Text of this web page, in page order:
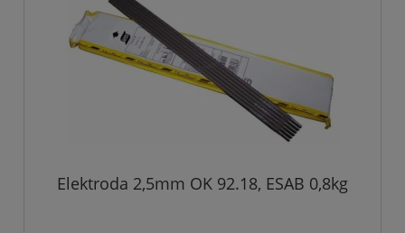
Elektroda 2,5mm OK 92.18, ESAB 0,8kg